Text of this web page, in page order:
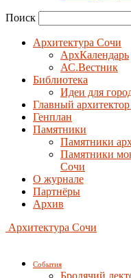
Поиск
Архитектура Сочи
АрхКалендарь
АС.Вестник
Библиотека
Идеи для
Главный
Генплан
Памятники
Памятники
Памятники
Сочи
О журнале
Партнёры
Архив
Архитектура Сочи
События
Бродячий